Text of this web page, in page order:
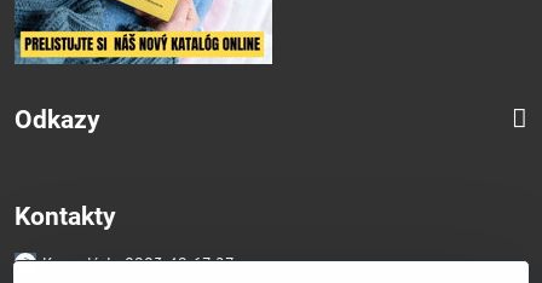
Odkazy
Kontakty
Kancelária 0903 49 67 27